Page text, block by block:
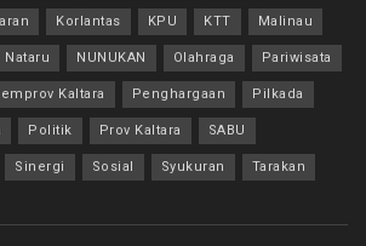
Korlantas KPU KTT Malinau
Nataru NUNUKAN Olahraga Pariwisata
Kaltara Penghargaan Pilkada
Politik Prov Kaltara SABU
Sinergi Sosial Syukuran Tarakan